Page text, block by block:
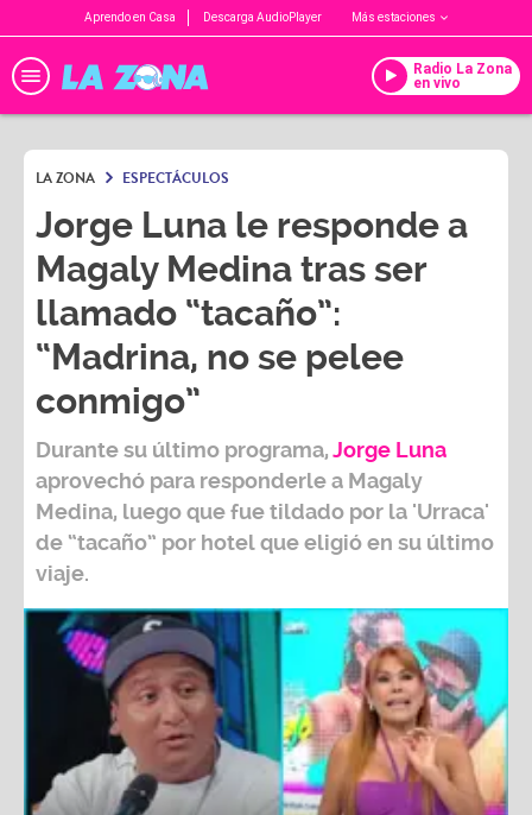
Aprendo en Casa Descarga AudioPlayer Más estaciones
Radio La Zona
en vivo
LA ZONA ESPECTÁCULOS
Jorge Luna le responde a
Magaly Medina tras ser
llamado “tacaño”:
“Madrina, no se pelee
conmigo”
Durante su último programa,Jorge Luna
aprovechó para responderle a Magaly
Medina, luego que fue tildado por la 'Urraca'
de “tacaño” por hotel que eligió en su último
viaje.